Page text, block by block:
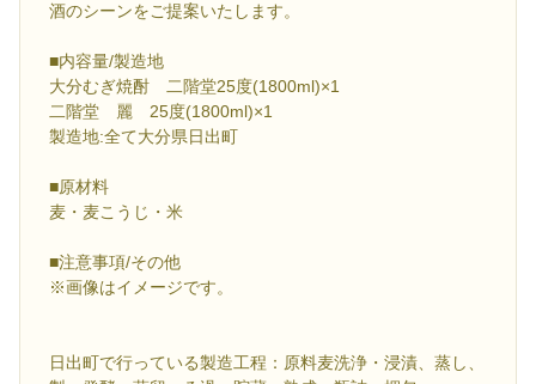
酒のシーンをご提案いたします。
■内容量/製造地
大分むぎ焼酎 二階堂25度(1800ml)×1
二階堂 麗 25度(1800ml)×1
製造地:全て大分県日出町
■原材料
麦・麦こうじ・米
■注意事項/その他
※画像はイメージです。
日出町で行っている製造工程：原料麦洗浄・浸漬、蒸し、